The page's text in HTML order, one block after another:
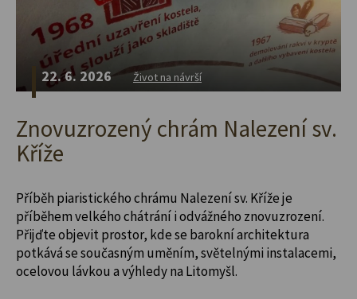
22. 6. 2026 Život na návrší
Znovuzrozený chrám Nalezení sv.
Kříže
Příběh piaristického chrámu Nalezení sv. Kříže je
příběhem velkého chátrání i odvážného znovuzrození.
Přijďte objevit prostor, kde se barokní architektura
potkává se současným uměním, světelnými instalacemi,
ocelovou lávkou a výhledy na Litomyšl.